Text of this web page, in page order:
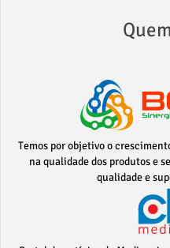
Temos por objetivo o
na qualidade dos produtos e
qualidade e